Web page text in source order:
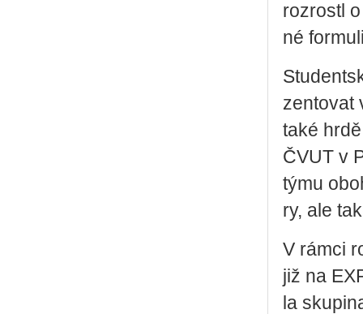
roz­ros­tl
né
zen­to­vat
také
ČVUT v
týmu
ry, ale
V rámci
již na
la